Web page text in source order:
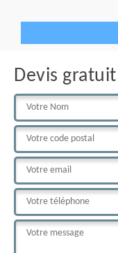
Devis gratuit